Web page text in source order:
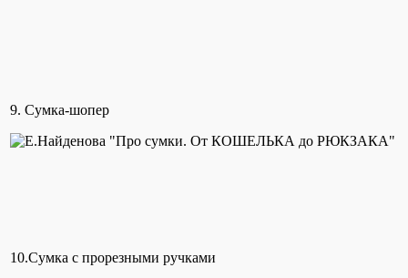
9. Сумка-шопер
10.Сумка с прорезными ручками